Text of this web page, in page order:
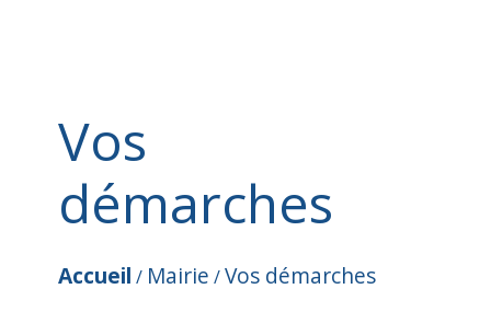
Vos
démarches
Accueil / Mairie /Vos démarches